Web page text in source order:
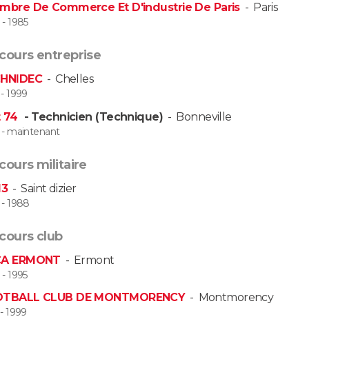
De Commerce Et D'industrie De Paris- Paris
1985
entreprise
-Chelles
1999
74 - Technicien (Technique) - Bonneville
- maintenant
militaire
-Saint dizier
1988
club
ERMONT - Ermont
1995
CLUB DE MONTMORENCY- Montmorency
1999